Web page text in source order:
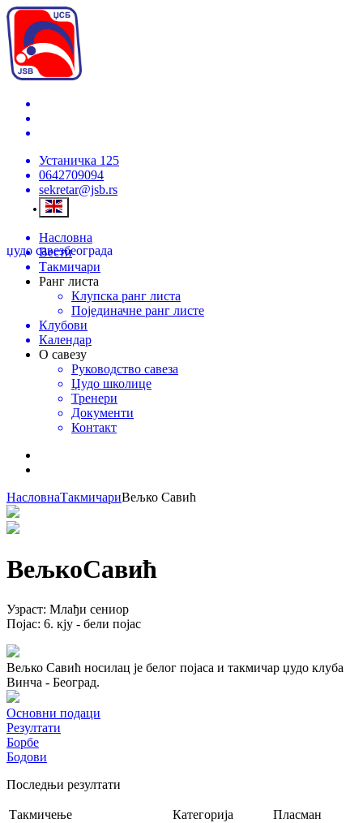
Устаничка 125
0642709094
sekretar@jsb.rs
џудо савезбеограда
Насловна
Вести
Такмичари
Ранг листа
Клупска ранг листа
Појединачне ранг листе
Клубови
Календар
О савезу
Руководство савеза
Џудо школице
Тренери
Документи
Контакт
НасловнаТакмичариВељко Савић
ВељкоСавић
Узраст: Млађи сениор
Појас: 6. кју - бели појас
Вељко Савић носилац је белог појаса и такмичар џудо клуба
Винча - Београд.
Основни подаци
Резултати
Борбе
Бодови
Последњи резултати
Такмичење Категорија Пласман